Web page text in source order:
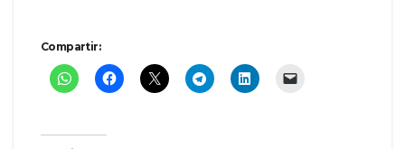
Compartir: